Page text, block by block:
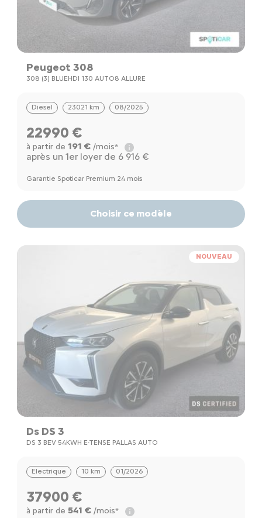
Peugeot 308
308 (3) BLUEHDI 130 AUTO8 ALLURE
Diesel 23021 km 08/2025
22990 €
à partir de 191 €/mois*
après un 1er loyer de 6 916 €
Garantie Spoticar Premium 24 mois
Choisir ce modèle
NOUVEAU
Ds DS 3
DS 3 BEV 54KWH E-TENSE PALLAS AUTO
Electrique 10 km 01/2026
37900 €
à partir de 541 €/mois*